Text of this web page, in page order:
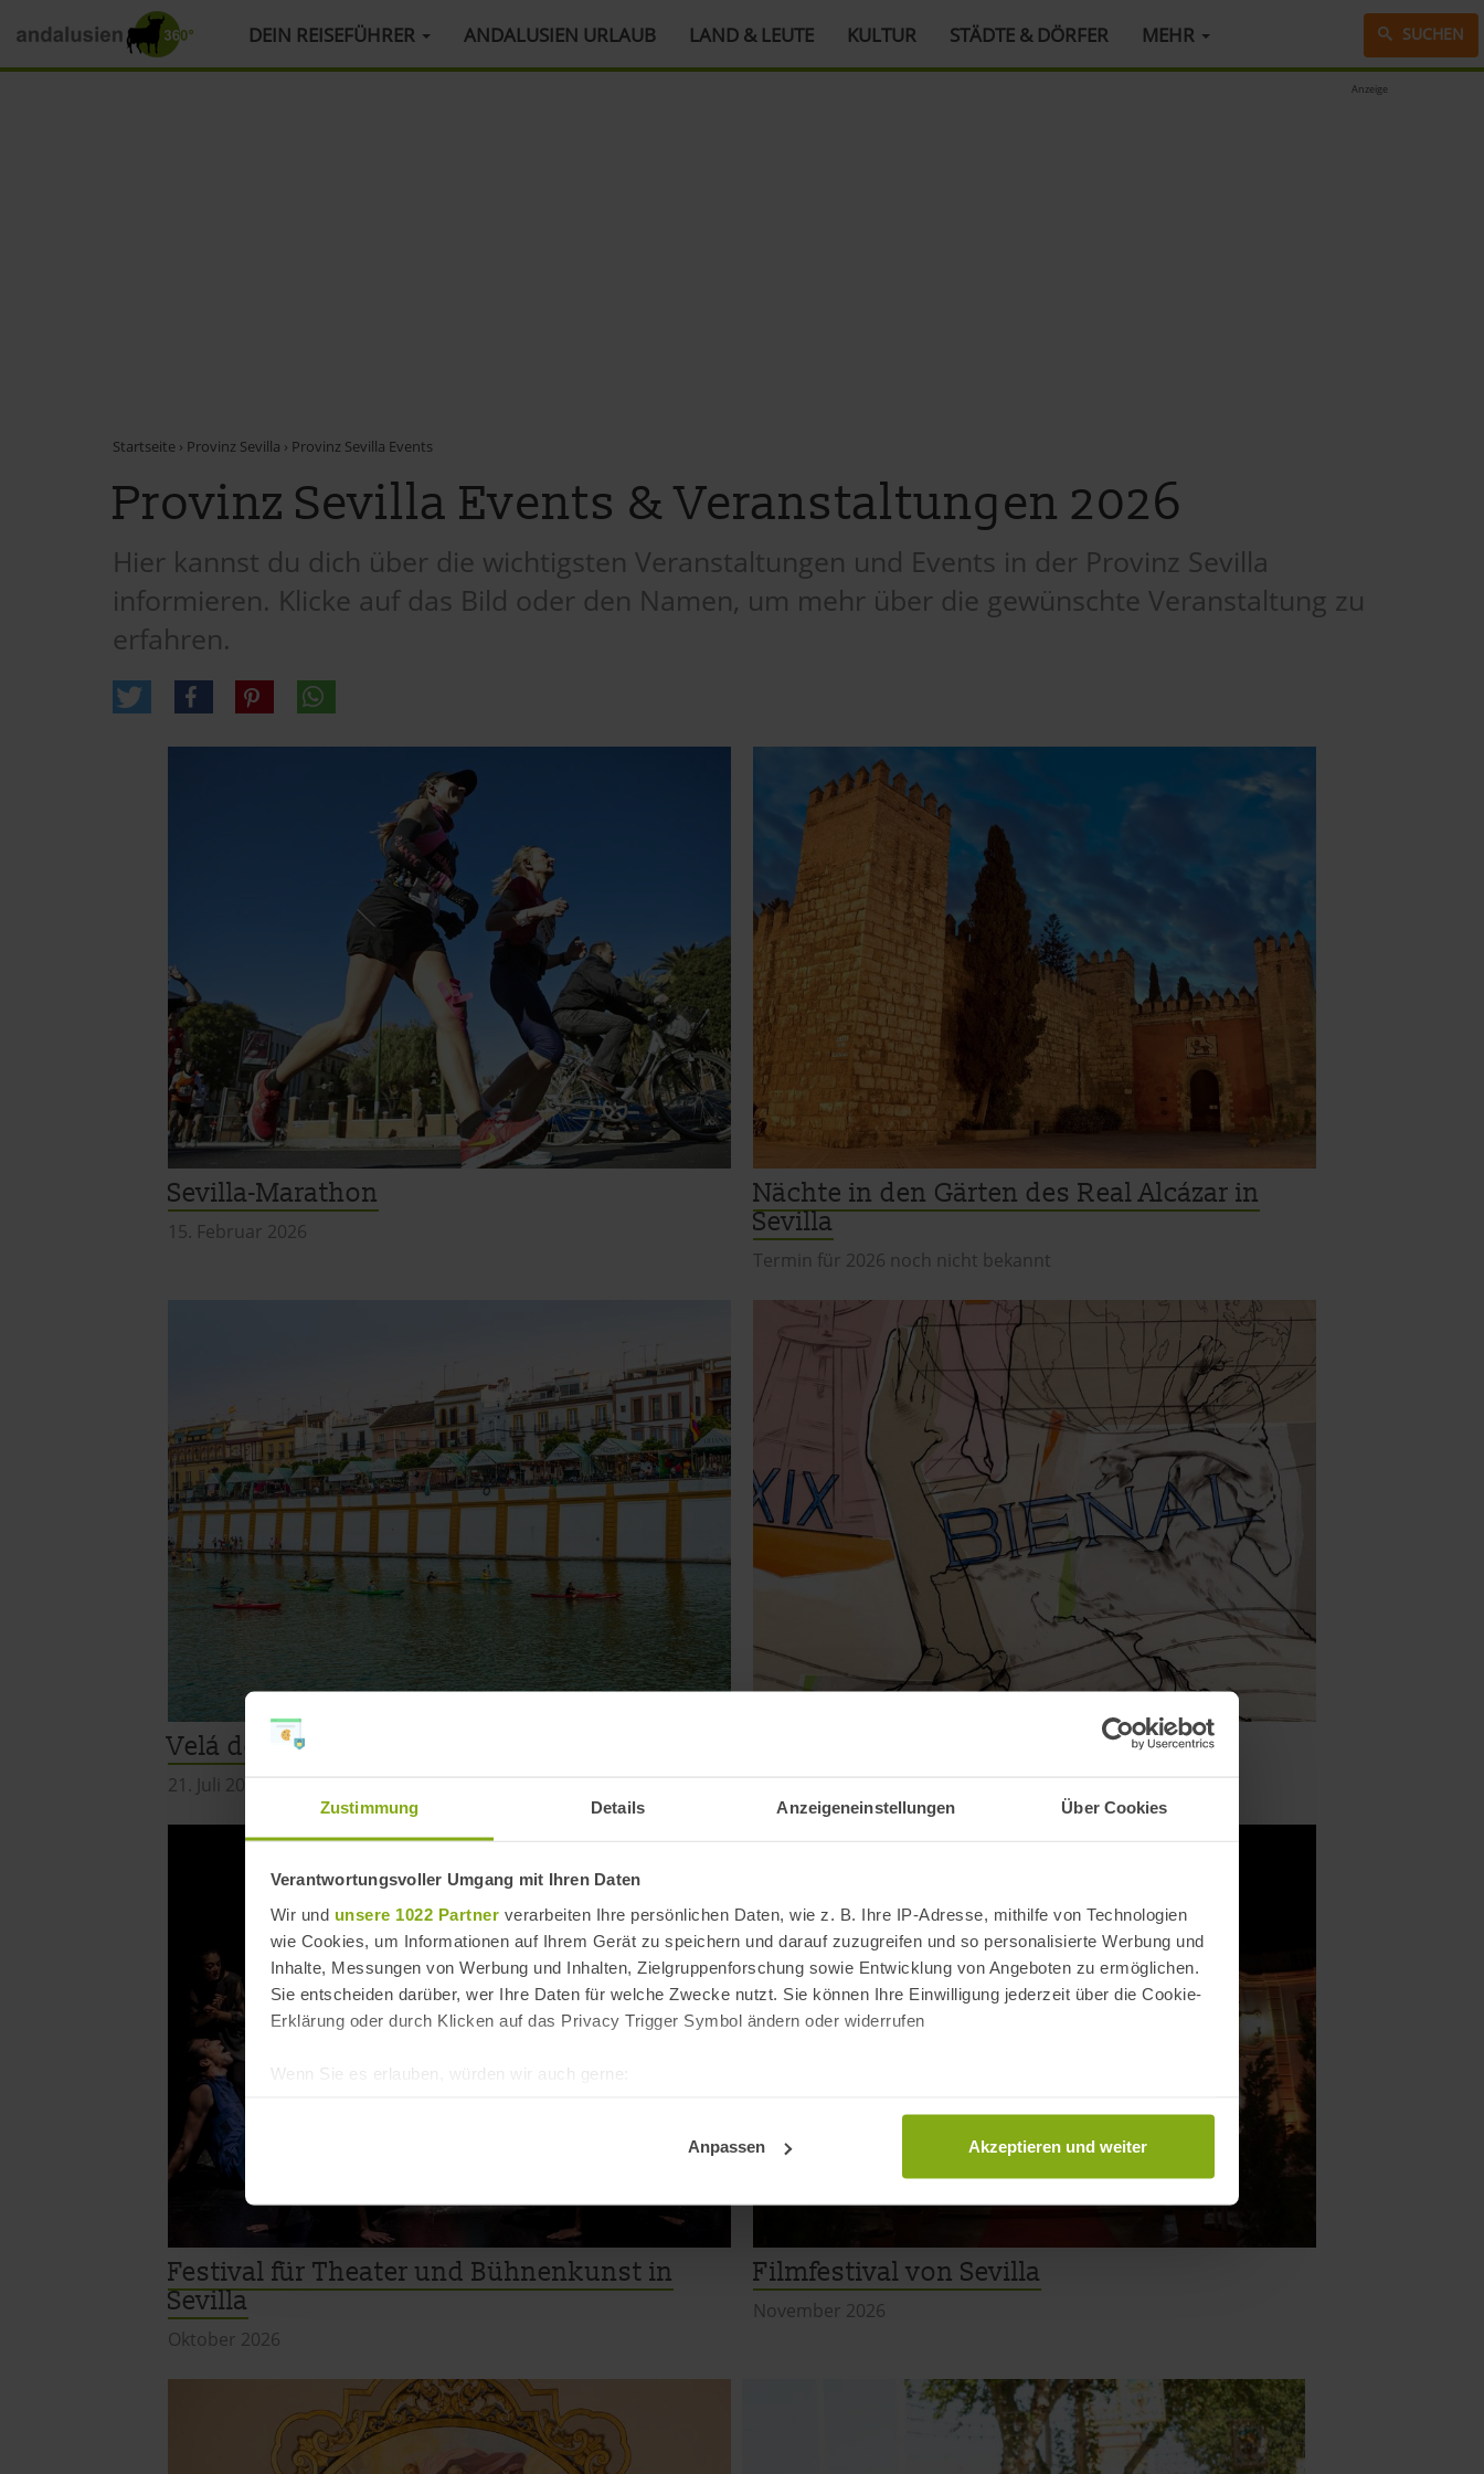
Zustimmung Details Anzeigeneinstellungen Über Cookies
Verantwortungsvoller Umgang mit Ihren Daten
Wir und unsere 1022 Partner verarbeiten Ihre persönlichen Daten, wie z. B. Ihre IP-Adresse, mithilfe von Technologien
wie Cookies, um Informationen auf Ihrem Gerät zu speichern und darauf zuzugreifen und so personalisierte Werbung und
Inhalte, Messungen von Werbung und Inhalten, Zielgruppenforschung sowie Entwicklung von Angeboten zu ermöglichen.
Sie entscheiden darüber, wer Ihre Daten für welche Zwecke nutzt. Sie können Ihre Einwilligung jederzeit über die Cookie-
Erklärung oder durch Klicken auf das Privacy Trigger Symbol ändern oder widerrufen
Wenn Sie es erlauben, würden wir auch gerne:
Erfahren Sie mehr darüber, wie Ihre persönlichen Daten verarbeitet werden, und legen Sie Ihre Präferenzen im
andalusien360.de verwendet Cookies
Einige von ihnen sind notwendig, während andere nicht notwendig sind, jedoch helfen das Onlineangebot zu verbessern
und wirtschaftlich zu betreiben. Du kannst in den Einsatz der nicht notwendigen Cookies mit dem Klick auf die
Schaltfläche »Akzeptieren« einwilligen oder dich per Klick auf »Anpassen« anders entscheiden. Die Einwilligung umfasst
auch nachträglich jederzeit abwählen. Weitere Hinweise zu den verwendeten Verfahren und Begrifflichkeiten (z.B.
»Cookies«, »Marketing« und »Statistik«) erhältst du in der Datenschutzerklärung.
Anpassen Akzeptieren und weiter
HAUPTMENÜ DEIN REISEFÜHRER ANDALUSIEN URLAUB LAND & LEUTE KULTUR STÄDTE & DÖRFER MEHR SUCHEN
Anzeige
Startseite › Provinz Sevilla › Provinz Sevilla Events
Provinz Sevilla Events & Veranstaltungen 2026
Hier kannst du dich über die wichtigsten Veranstaltungen und Events in der Provinz Sevilla
informieren. Klicke auf das Bild oder den Namen, um mehr über die gewünschte Veranstaltung zu
erfahren.
Sevilla-Marathon
15. Februar 2026
Nächte in den Gärten des Real Alcázar in
Sevilla
Termin für 2026 noch nicht bekannt
Velá de Santa Ana in Sevilla
21. Juli 2026
Flamenco-Biennale in Sevilla
Festival für Theater und Bühnenkunst in
Sevilla
Oktober 2026
Filmfestival von Sevilla
November 2026